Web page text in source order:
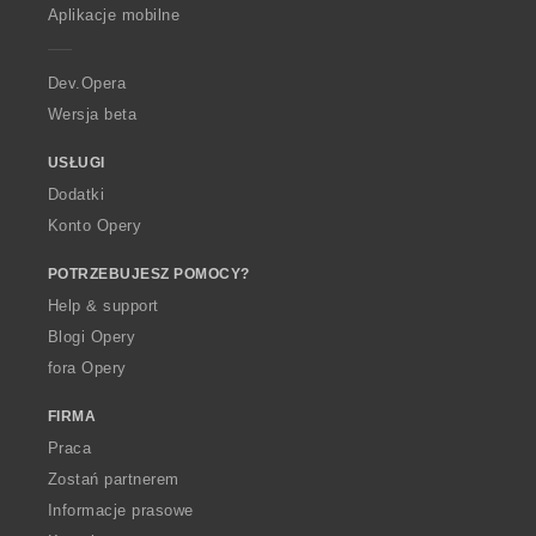
p
a
Aplikacje mobilne
Dev.Opera
Wersja beta
USŁUGI
Dodatki
Konto Opery
POTRZEBUJESZ POMOCY?
Help & support
Blogi Opery
fora Opery
FIRMA
Praca
Zostań partnerem
Informacje prasowe